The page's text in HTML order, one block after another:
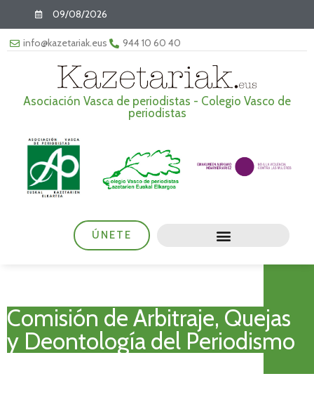
09/08/2026
info@kazetariak.eus 944 10 60 40
Asociación Vasca de periodistas - Colegio Vasco de
periodistas
ÚNETE
Comisión de Arbitraje, Quejas
y Deontología del Periodismo